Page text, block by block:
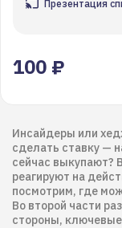
Презентация
100 ₽
Инсайдеры или
сделать ставку —
сейчас выкупают?
реагируют на
посмотрим, где
Во второй части
стороны,